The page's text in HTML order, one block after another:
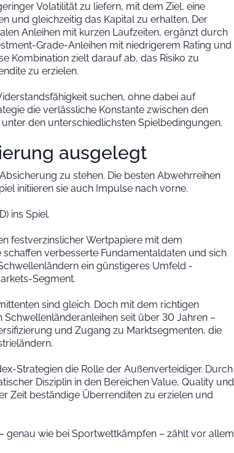
Volatilität zu liefern, mit dem Ziel, eine
und gleichzeitig das Kapital zu erhalten. Der
Anleihen mit kurzen Laufzeiten, ergänzt durch
Grade-Anleihen mit niedrigerem Rating und
Kombination zielt darauf ab, das Risiko zu
zu erzielen.
suchen, ohne dabei auf
die verlässliche Konstante zwischen den
den unterschiedlichsten Spielbedingungen.
ausgelegt
zu stehen. Die besten Abwehrreihen
initiieren sie auch Impulse nach vorne.
ins Spiel.
festverzinslicher Wertpapiere mit dem
verbesserte Fundamentaldaten und sich
ein günstigeres Umfeld -
Segment.
sind gleich. Doch mit dem richtigen
seit über 30 Jahren –
und Zugang zu Marktsegmenten, die
Strategien die Rolle der Außenverteidiger. Durch
Disziplin in den Bereichen Value, Quality und
Zeit beständige Überrenditen zu erzielen und
genau wie bei Sportwettkämpfen – zählt vor allem